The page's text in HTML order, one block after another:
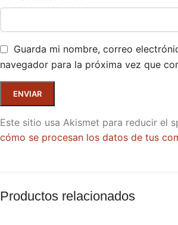
Guarda mi nombre, correo
navegador para la próxima vez que
Este sitio usa Akismet para reducir el
cómo se procesan los datos de tus
Productos relacionados